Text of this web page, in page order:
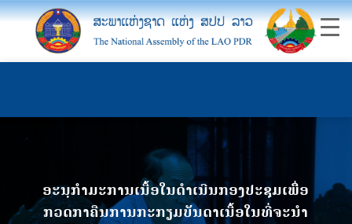
ອະນຸກຳມະການເນື້ອໃນດຳເນີນກອງປະຊຸມເພື່ຶອ
ກວດກາຄືນການກະກຽມບັນດາເນື້ອໃນທີ່ຈະນໍາ